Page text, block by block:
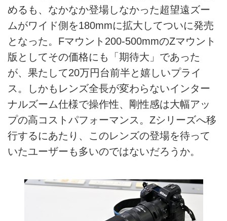
めるも、なかなか登場しなかった超望遠ズー
ムがワイド側を180mmに拡大してついに発売
となった。Fマウント200-500mmのZマウント
版としてその価格にも「期待大」であった
が、果たして20万円台前半と嬉しいプライ
ス。しかもレンズ全長が変わらないインター
ナルズーム仕様で操作性、剛性感は大幅アッ
プの高コストパフォーマンス。Zシリーズへ移
行するにあたり、このレンズの登場を待って
いたユーザーも多いのではないだろうか。